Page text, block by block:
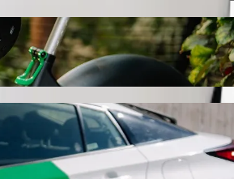
808,90 CZK CZK. Sea